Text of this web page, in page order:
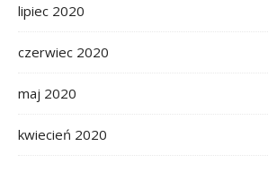
lipiec 2020
czerwiec 2020
maj 2020
kwiecień 2020